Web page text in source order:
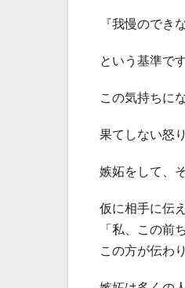
『我慢のでき
という基準です
この気持ちに
果てしない怒
嫉妬をして、
仮に相手に伝
「私、この前
この方が伝わ